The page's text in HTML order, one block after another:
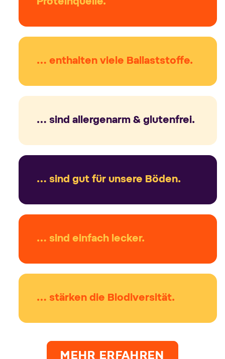
… enthalten viele Ballaststoffe.
… sind allergenarm & glutenfrei.
… sind gut für unsere Böden.
… sind einfach lecker.
… stärken die Biodiversität.
MEHR ERFAHREN